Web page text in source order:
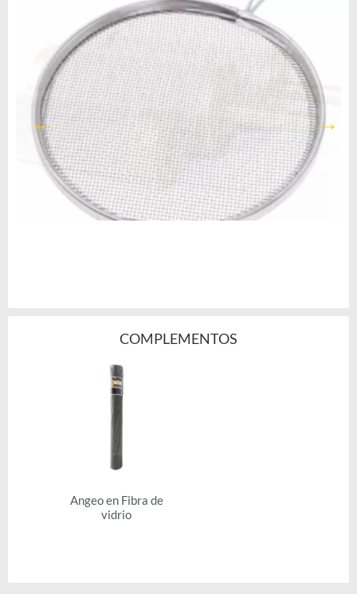
COMPLEMENTOS
Angeo en Fibra de
vidrio